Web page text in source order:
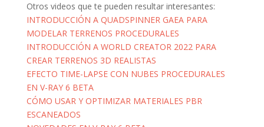
Otros videos que te pueden resultar interesantes:
INTRODUCCIÓN A QUADSPINNER GAEA PARA
MODELAR TERRENOS PROCEDURALES
INTRODUCCIÓN A WORLD CREATOR 2022 PARA
CREAR TERRENOS 3D REALISTAS
EFECTO TIME-LAPSE CON NUBES PROCEDURALES
EN V-RAY 6 BETA
CÓMO USAR Y OPTIMIZAR MATERIALES PBR
ESCANEADOS